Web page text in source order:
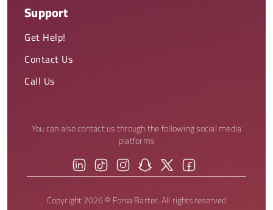
Support
Get Help!
Contact Us
Call Us
You can also contact us through the following social media
platforms
Copyright 2026 © Forsa Barter. All rights reserved